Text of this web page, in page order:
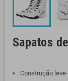
Sapatos
Construção